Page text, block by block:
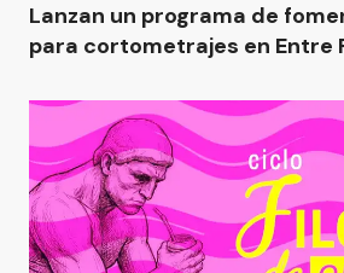
Lanzan un programa de
para cortometrajes en Entre